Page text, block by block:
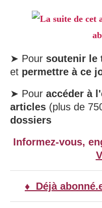
La suite de cet
➤ Pour soutenir le
et permettre à ce
➤ Pour accéder à
articles (plus de
dossiers
Informez-vous,
♦ Déjà